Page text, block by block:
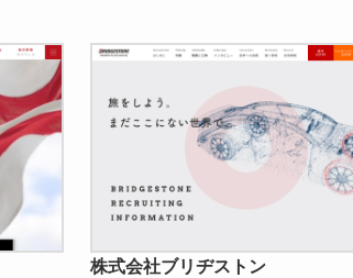
株式会社ブリヂストン